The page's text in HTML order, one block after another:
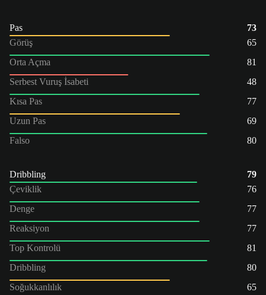
Pas
73
Görüş
65
Orta Açma
81
Serbest Vuruş İsabeti
48
Kısa Pas
77
Uzun Pas
69
Falso
80
Dribbling
79
Çeviklik
76
Denge
77
Reaksiyon
77
Top Kontrolü
81
Dribbling
80
Soğukkanlılık
65